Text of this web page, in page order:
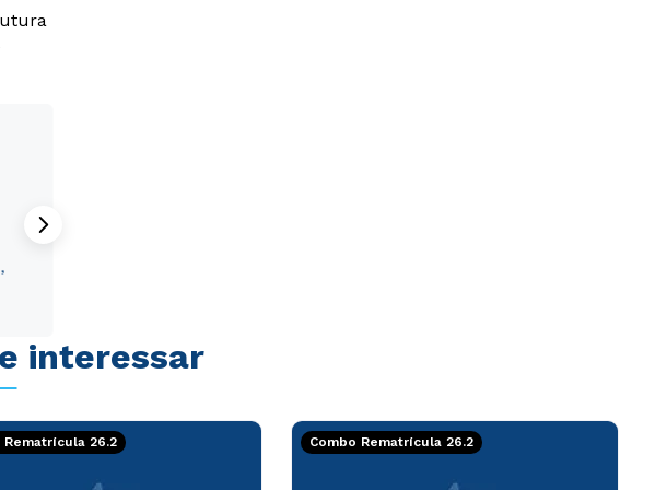
interessar
Rematrícula 26.2 Combo Rematrícula 26.2
e
para o
e
para o